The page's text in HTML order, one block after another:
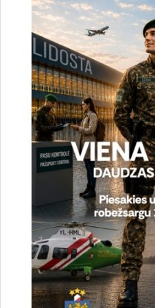
cilvēku mēģinājumus nelikumīgi
robežu, kopumā šogad no valsts
Statistika
2026. gada 18. jūnijs uz
iekšienē
19.06.2026.
Ceturtdien, 18. jūnijā, Valsts
cilvēku mēģinājumus nelikumīgi
robežu, kopumā šogad no valsts
2026. gada 17. jūnijs uz
iekšienē
18.06.2026.
Trešdien, 17. jūnijā, Valsts